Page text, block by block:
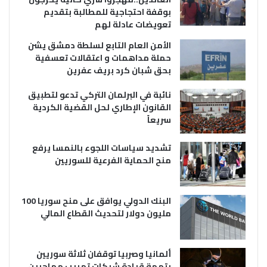
بوقفة احتجاجية للمطالبة بتقديم
تعويضات عادلة لهم
الأمن العام التابع لسلطة دمشق يشن
حملة مداهمات و اعتقالات تعسفية
بحق شبان كرد بريف عفرين
نائبة في البرلمان التركي تدعو لتطبيق
القانون الإطاري لحل القضية الكردية
سريعاً
تشديد سياسات اللجوء بالنمسا يرفع
منح الحماية الفرعية للسوريين
البنك الدولي يوافق على منح سوريا 100
مليون دولار لتحديث القطاع المالي
ألمانيا وصربيا توقفان ثلاثة سوريين